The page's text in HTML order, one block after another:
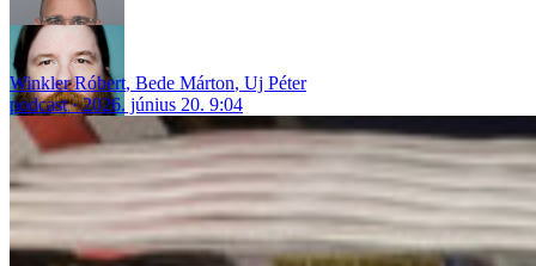
Winkler Róbert, Bede Márton, Uj Péter
podcast
2026. június 20. 9:04